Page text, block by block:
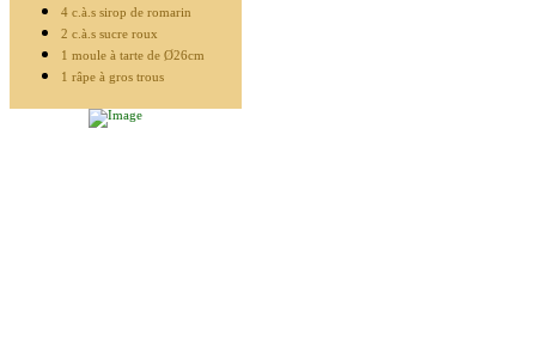
4 c.à.s sirop de romarin
2 c.à.s sucre roux
1 moule à tarte de Ø26cm
1 râpe à gros trous